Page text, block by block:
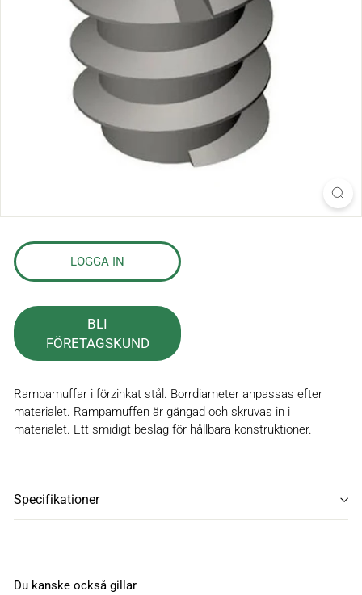
LOGGA IN
BLI
FÖRETAGSKUND
Rampamuffar i förzinkat stål. Borrdiameter anpassas efter
materialet. Rampamuffen är gängad och skruvas in i
materialet. Ett smidigt beslag för hållbara konstruktioner.
Specifikationer
Du kanske också gillar